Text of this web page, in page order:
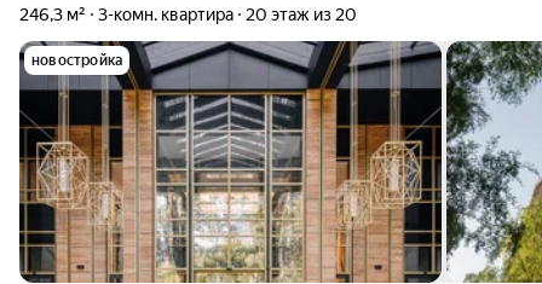
246,3 м² 3-комн. квартира 20 этаж из 20
новостройка